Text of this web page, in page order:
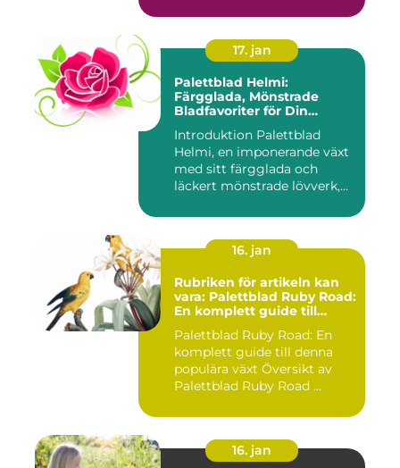
17. jan
Palettblad Helmi:
Färgglada, Mönstrade
Bladfavoriter för Din
Introduktion Palettblad
Helmi, en imponerande växt
med sitt färgglada och
läckert mönstrade lövverk,...
16. jan
Rubriken för artikeln kan
vara: Palettblad Ruby Road:
En komplett guide till
Palettblad Ruby Road: En
komplett guide till denna
populära växt Översikt av
Palettblad Ruby Road ...
16. jan